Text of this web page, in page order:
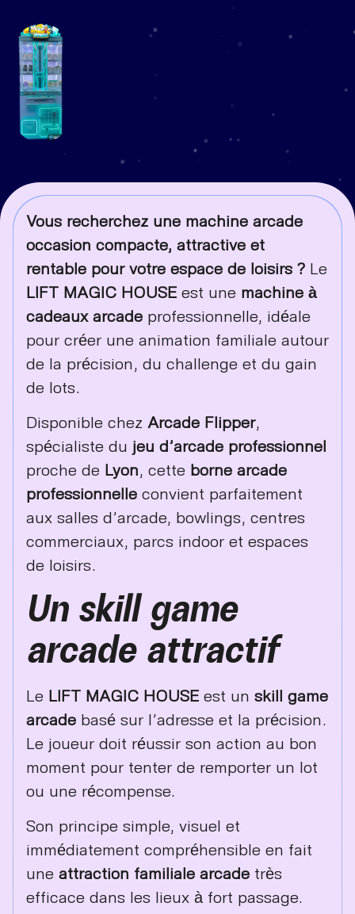
Vous recherchez une machine arcade
occasion compacte, attractive et
rentable pour votre espace de loisirs ? Le
LIFT MAGIC HOUSE est une machine à
cadeaux arcade professionnelle, idéale
pour créer une animation familiale autour
de la précision, du challenge et du gain
de lots.
Disponible chez Arcade Flipper,
spécialiste du jeu d’arcade professionnel
proche de Lyon, cette borne arcade
professionnelle convient parfaitement
aux salles d’arcade, bowlings, centres
commerciaux, parcs indoor et espaces
de loisirs.
Un skill game
arcade attractif
Le LIFT MAGIC HOUSE est un skill game
arcade basé sur l’adresse et la précision.
Le joueur doit réussir son action au bon
moment pour tenter de remporter un lot
ou une récompense.
Son principe simple, visuel et
immédiatement compréhensible en fait
une attraction familiale arcade très
efficace dans les lieux à fort passage.